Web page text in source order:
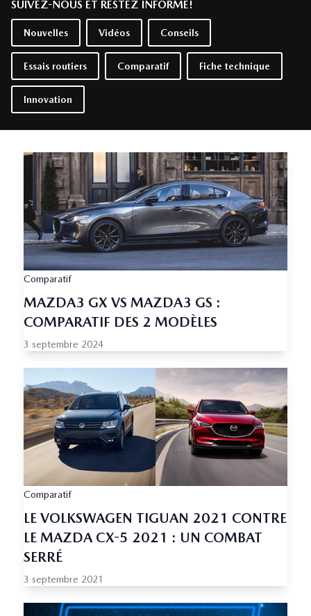
SUIVEZ-NOUS ET RESTEZ INFORMÉ!
Nouvelles Vidéos Conseils
Essais routiers Comparatif Fiche technique
Innovation
Comparatif
MAZDA3 GX VS MAZDA3 GS :
COMPARATIF DES 2 MODÈLES
3 septembre 2024
Comparatif
LE VOLKSWAGEN TIGUAN 2021 CONTRE
LE MAZDA CX-5 2021 : UN COMBAT
SERRÉ
3 septembre 2021